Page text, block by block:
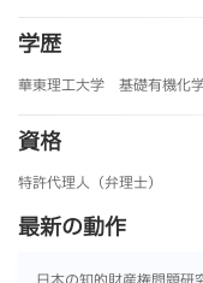
学歴
華東理工大学 基礎有機化
資格
特許代理人（弁理士）
最新の動作